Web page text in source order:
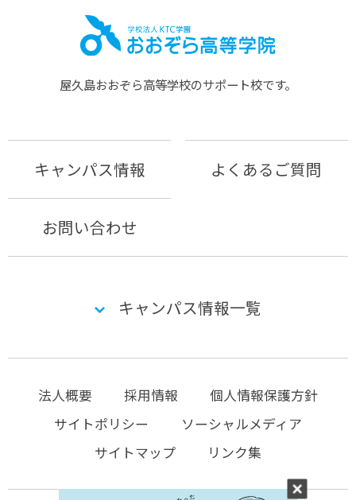
屋久島おおぞら⾼等学校のサポート校です。
キャンパス情報 よくあるご質問
お問い合わせ
キャンパス情報一覧
法人概要 採用情報
個人情報保護方針
サイトポリシー
ソーシャルメディア
サイトマップ
リンク集